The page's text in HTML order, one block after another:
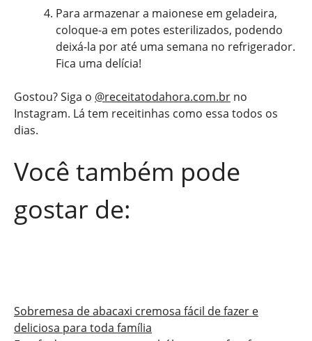
Para armazenar a maionese em geladeira,
coloque-a em potes esterilizados, podendo
deixá-la por até uma semana no refrigerador.
Fica uma delícia!
Gostou? Siga o @receitatodahora.com.br no
Instagram. Lá tem receitinhas como essa todos os
dias.
Você também pode
gostar de:
Sobremesa de abacaxi cremosa fácil de fazer e
deliciosa para toda família